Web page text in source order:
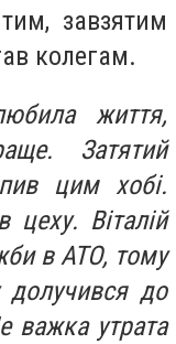
завзятим
колегам.
життя,
Затятий
цим хобі.
Віталій
в АТО, тому
долучився до
важка утрата